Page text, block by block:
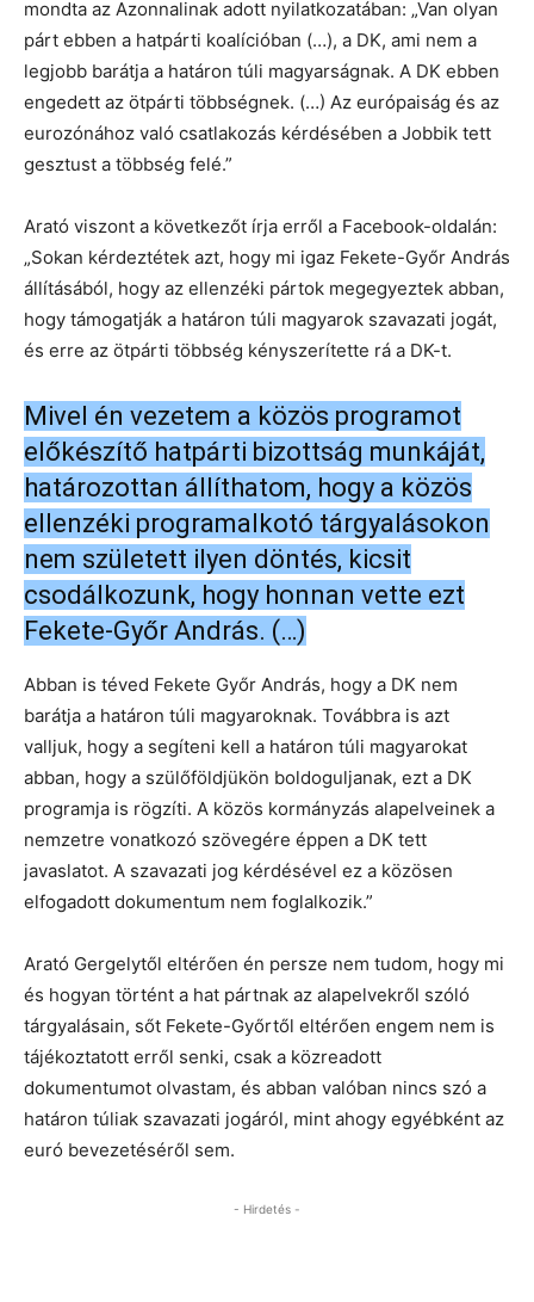
mondta az Azonnalinak adott nyilatkozatában: „Van olyan
párt ebben a hatpárti koalícióban (…), a DK, ami nem a
legjobb barátja a határon túli magyarságnak. A DK ebben
engedett az ötpárti többségnek. (…) Az európaiság és az
eurozónához való csatlakozás kérdésében a Jobbik tett
gesztust a többség felé.”
Arató viszont a következőt írja erről a Facebook-oldalán:
„Sokan kérdeztétek azt, hogy mi igaz Fekete-Győr András
állításából, hogy az ellenzéki pártok megegyeztek abban,
hogy támogatják a határon túli magyarok szavazati jogát,
és erre az ötpárti többség kényszerítette rá a DK-t.
Mivel én vezetem a közös programot
előkészítő hatpárti bizottság munkáját,
határozottan állíthatom, hogy a közös
ellenzéki programalkotó tárgyalásokon
nem született ilyen döntés, kicsit
csodálkozunk, hogy honnan vette ezt
Fekete-Győr András. (…)
Abban is téved Fekete Győr András, hogy a DK nem
barátja a határon túli magyaroknak. Továbbra is azt
valljuk, hogy a segíteni kell a határon túli magyarokat
abban, hogy a szülőföldjükön boldoguljanak, ezt a DK
programja is rögzíti. A közös kormányzás alapelveinek a
nemzetre vonatkozó szövegére éppen a DK tett
javaslatot. A szavazati jog kérdésével ez a közösen
elfogadott dokumentum nem foglalkozik.”
Arató Gergelytől eltérően én persze nem tudom, hogy mi
és hogyan történt a hat pártnak az alapelvekről szóló
tárgyalásain, sőt Fekete-Győrtől eltérően engem nem is
tájékoztatott erről senki, csak a közreadott
dokumentumot olvastam, és abban valóban nincs szó a
határon túliak szavazati jogáról, mint ahogy egyébként az
euró bevezetéséről sem.
- Hirdetés -